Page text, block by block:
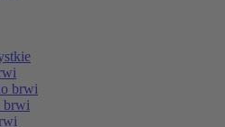
brwi
brwi